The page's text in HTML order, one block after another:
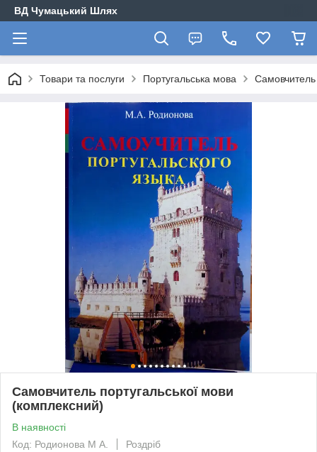
ВД Чумацький Шлях
Товари та послуги Португальська мова Самовчитель
Самовчитель португальської мови
(комплексний)
В наявності
Код: Родионова М А.
Роздріб